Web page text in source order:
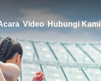
Video Hubungi Kami